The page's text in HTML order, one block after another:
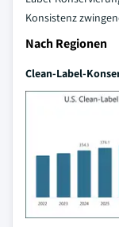
Konsistenz
Nach Regionen
Clean-Label-